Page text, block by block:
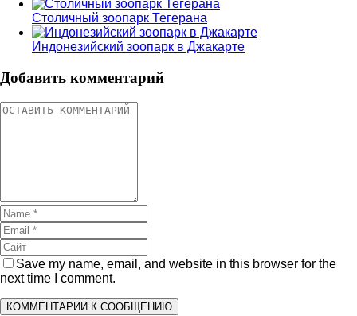
Столичный зоопарк Тегерана
Индонезийский зоопарк в Джакарте
Добавить комментарий
Save my name, email, and website in this browser for the
next time I comment.